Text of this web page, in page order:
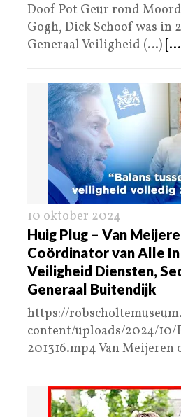
Doof Pot Geur rond
Gogh, Dick Schoof was in
Generaal Veiligheid (…)
10 oktober 2024
Huig Plug – Van
Coördinator van Alle
Veiligheid Diensten,
Generaal Buitendijk
https://
content/uploads/2024/10/
201316.mp4 Van Meijeren